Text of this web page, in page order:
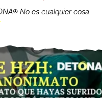
No es cualquier cosa.